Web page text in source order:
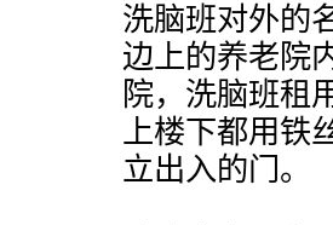
洗脑班对外的
边上的养老院
院，洗脑班租
上楼下都用铁
立出入的门。